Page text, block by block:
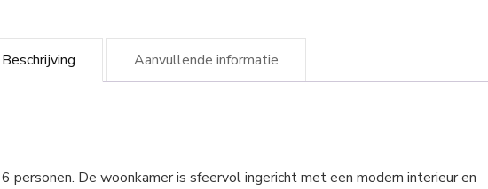
Beschrijving Aanvullende informatie
personen. De woonkamer is sfeervol ingericht met een modern interieur en